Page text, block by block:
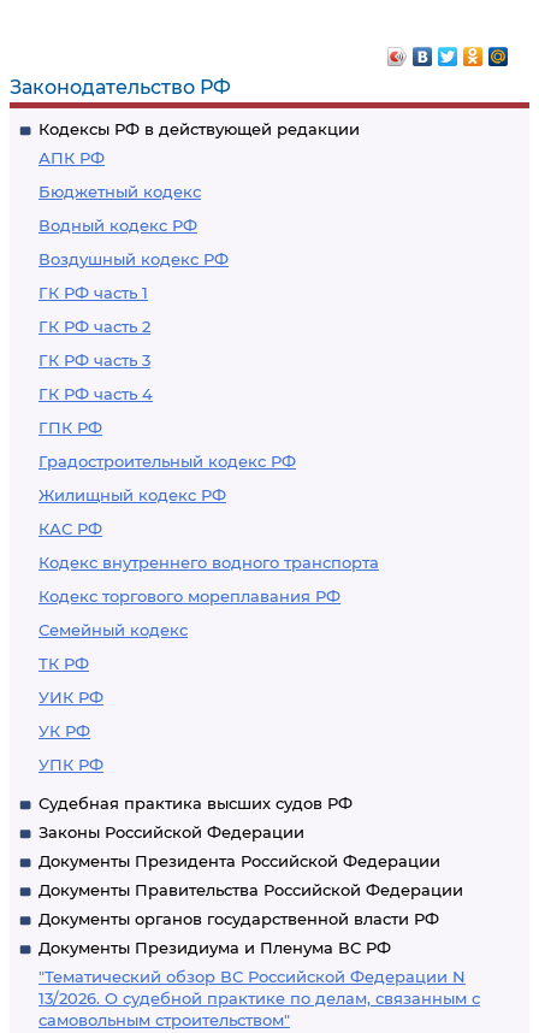
Законодательство РФ
Кодексы РФ в действующей редакции
АПК РФ
Бюджетный кодекс
Водный кодекс РФ
Воздушный кодекс РФ
ГК РФ часть 1
ГК РФ часть 2
ГК РФ часть 3
ГК РФ часть 4
ГПК РФ
Градостроительный кодекс РФ
Жилищный кодекс РФ
КАС РФ
Кодекс внутреннего водного транспорта
Кодекс торгового мореплавания РФ
Семейный кодекс
ТК РФ
УИК РФ
УК РФ
УПК РФ
Судебная практика высших судов РФ
Законы Российской Федерации
Документы Президента Российской Федерации
Документы Правительства Российской Федерации
Документы органов государственной власти РФ
Документы Президиума и Пленума ВС РФ
"Тематический обзор ВС Российской Федерации N
13/2026. О судебной практике по делам, связанным с
самовольным строительством"